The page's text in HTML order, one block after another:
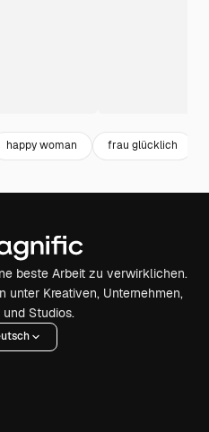
happy woman frau glücklich
beste Arbeit zu verwirklichen.
unter Kreativen, Unternehmen,
Studios.